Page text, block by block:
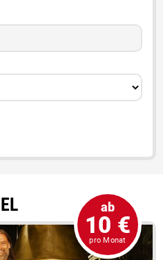
ab
10 €
pro Monat